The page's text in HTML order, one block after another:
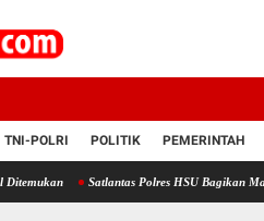
TNI-POLRI POLITIK PEMERINTAH
Satlantas Polres HSU Bagikan Masker Gratis